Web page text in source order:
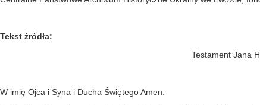
Tekst źródła:
Testament Jana
W imię Ojca i Syna i Ducha Świętego Amen.